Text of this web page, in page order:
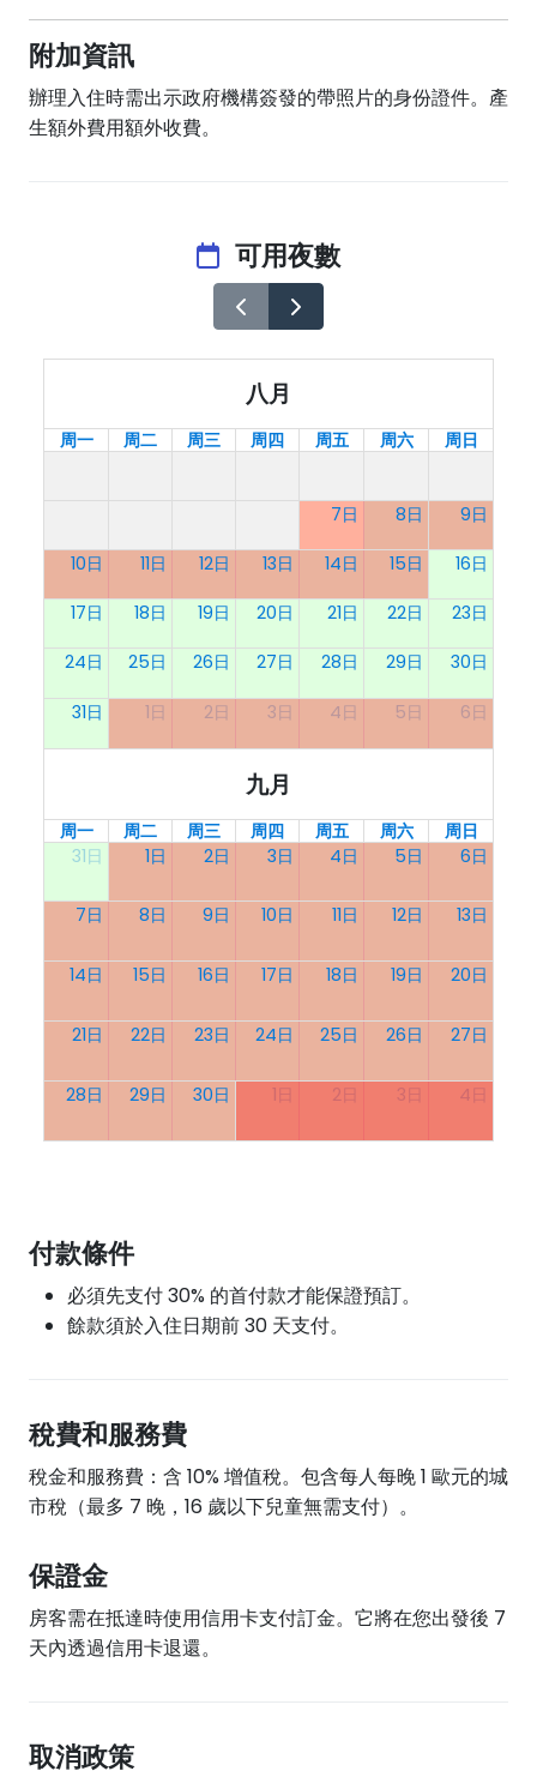
附加資訊
辦理入住時需出示政府機構簽發的帶照片的身份證件。產
生額外費用額外收費。
可用夜數
八月
周一 周二 周三 周四 周五 周六 周日
7日 8日 9日
10日 11日 12日 13日 14日 15日 16日
17日 18日 19日 20日 21日 22日 23日
24日 25日 26日 27日 28日 29日 30日
31日 1日 2日 3日 4日 5日 6日
九月
周一 周二 周三 周四 周五 周六
周日
31日
1日 2日 3日 4日 5日 6日
7日 8日 9日 10日 11日 12日 13日
14日 15日 16日 17日 18日 19日 20日
21日 22日 23日 24日 25日 26日 27日
28日 29日 30日 1日 2日 3日 4日
付款條件
必須先支付 30% 的首付款才能保證預訂。
餘款須於入住日期前 30 天支付。
稅費和服務費
稅金和服務費：含 10% 增值稅。包含每人每晚 1 歐元的城
市稅（最多 7 晚，16 歲以下兒童無需支付）。
保證金
房客需在抵達時使用信用卡支付訂金。它將在您出發後 7
天內透過信用卡退還。
取消政策